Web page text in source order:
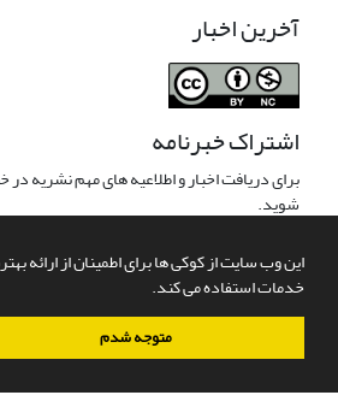
این وب سایت از کوکی ها برای اطمینان از ارائه
خدمات استفاده می کند.
متوجه شدم
آخرین اخبار
اشتراک خبرنامه
برای دریافت اخبار و اطلاعیه های مهم نشریه
شوید.
سامانه مدیریت نشریات علمی.طراحی و پیاده